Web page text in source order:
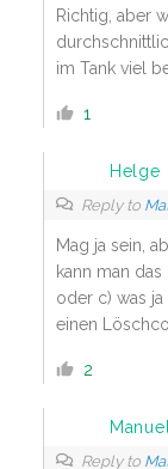
Richtig, aber
im Tank viel
1
Helge
Reply to
Mag ja sein,
kann man
oder c) was
einen
2
Reply to